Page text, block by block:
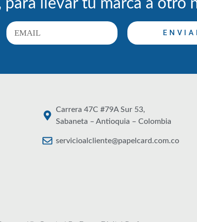
llevar tu marca a otro
Carrera 47C #79A Sur 53,
Sabaneta – Antioquia – Colombia
servicioalcliente@papelcard.com.co